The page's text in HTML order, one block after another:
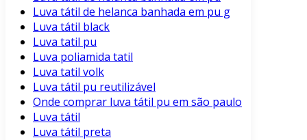
Luva tátil de helanca banhada em pu g
Luva tátil black
Luva tatil pu
Luva poliamida tatil
Luva tatil volk
Luva tátil pu reutilizável
Onde comprar luva tátil pu em são paulo
Luva tátil
Luva tátil preta